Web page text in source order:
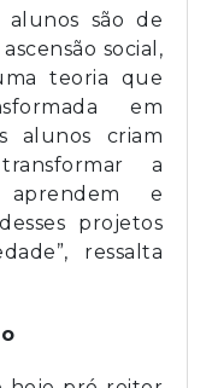
alunos são de
social,
teoria que
em
alunos criam
a
aprendem e
projetos
ressalta